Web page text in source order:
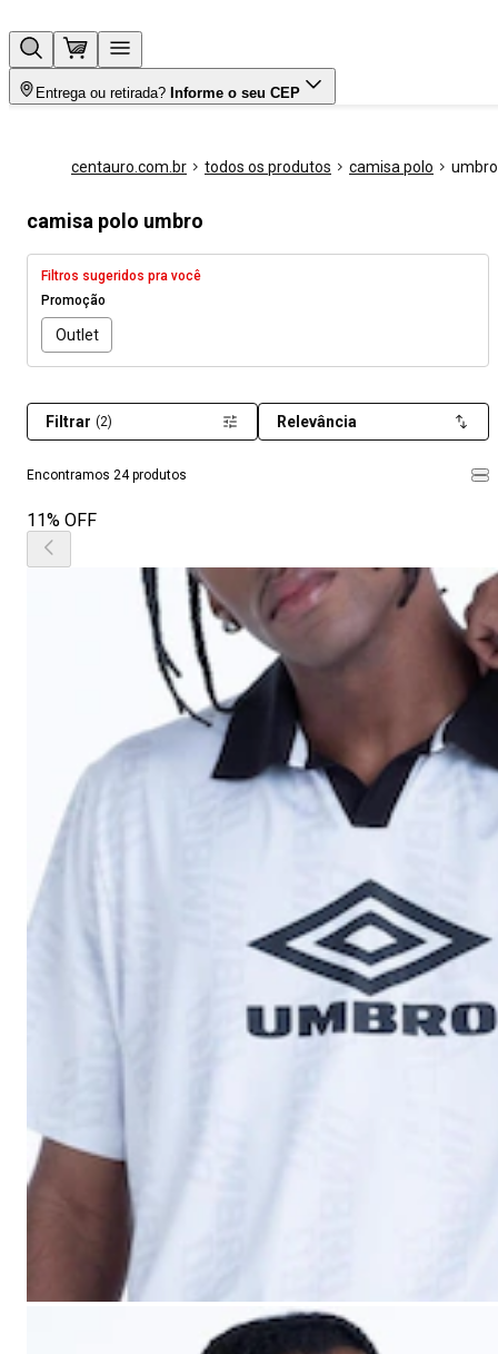
Entrega ou retirada? Informe o seu CEP
centauro.com.br todos os produtos camisa polo umbro
camisa polo umbro
Filtros sugeridos pra você
Promoção
Outlet
Encontramos 24 produtos
Filtrar (2) Relevância
11% OFF